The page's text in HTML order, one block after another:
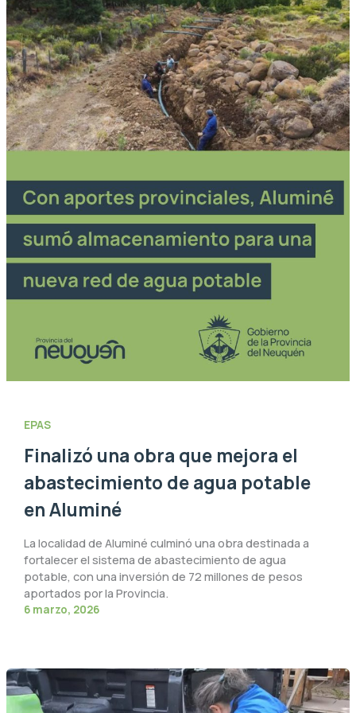
EPAS
Finalizó una obra que mejora el
abastecimiento de agua potable
en Aluminé
La localidad de Aluminé culminó una obra destinada a
fortalecer el sistema de abastecimiento de agua
potable, con una inversión de 72 millones de pesos
aportados por la Provincia.
6 marzo, 2026